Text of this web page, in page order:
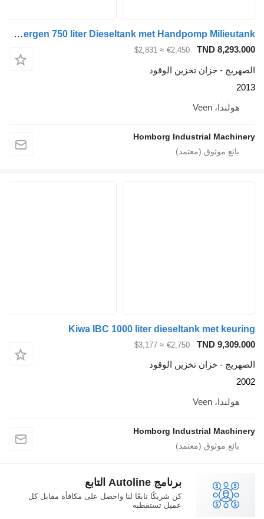
Kiwa IBC Steenbergen 750 liter Dieseltank met Handpomp Milieutank
TND
€2,450
≈ $2,831
تخزين الوقود
Homborg Industrial
Kiwa IBC 1000 liter dieseltank
TND
€2,750
≈ $3,177
تخزين الوقود
Homborg Industrial
برنامج Autoline التابع
كن شريكًا تابعًا لنا واحصل على مكافأة مقابل كل
عميل تستقطبه